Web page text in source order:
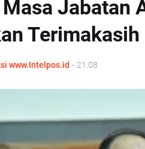
Jabatan
www.Intelpos.id - 21.08